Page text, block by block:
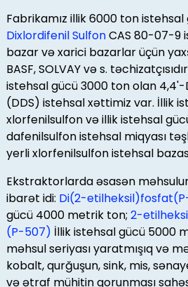
Fabrikamız illik 6000 ton
Dixlordifenil SulfonCAS 80-07-9
bazar və xarici bazarlar üçün
BASF, SOLVAY və s.
istehsal gücü 3000 ton olan
(DDS) istehsal xəttimiz var. İllik
xlorfenilsulfon və illik istehsal
dafenilsulfon istehsal miqyası
yerli xlorfenilsulfon istehsal
Ekstraktorlarda əsasən
ibarət idi: Di(2-
gücü 4000 metrik ton; 2-
(P-507) İllik istehsal gücü 5000
məhsul seriyası yaratmışıq və
kobalt, qurğuşun, sink, mis,
və ətraf mühitin qorunması